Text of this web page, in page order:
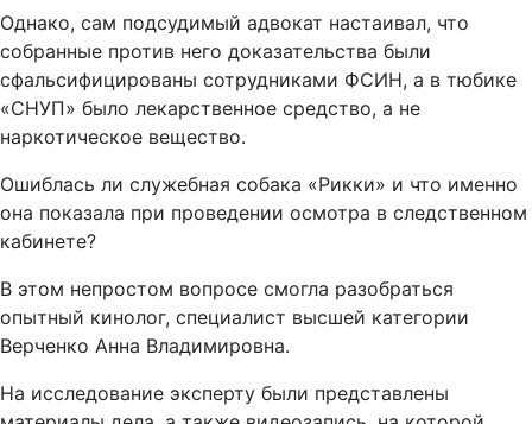
Однако, сам подсудимый адвокат настаивал, что
собранные против него доказательства были
сфальсифицированы сотрудниками ФСИН, а в тюбике
«СНУП» было лекарственное средство, а не
наркотическое вещество.
Ошиблась ли служебная собака «Рикки» и что именно
она показала при проведении осмотра в следственном
кабинете?
В этом непростом вопросе смогла разобраться
опытный кинолог, специалист высшей категории
Верченко Анна Владимировна.
На исследование эксперту были представлены